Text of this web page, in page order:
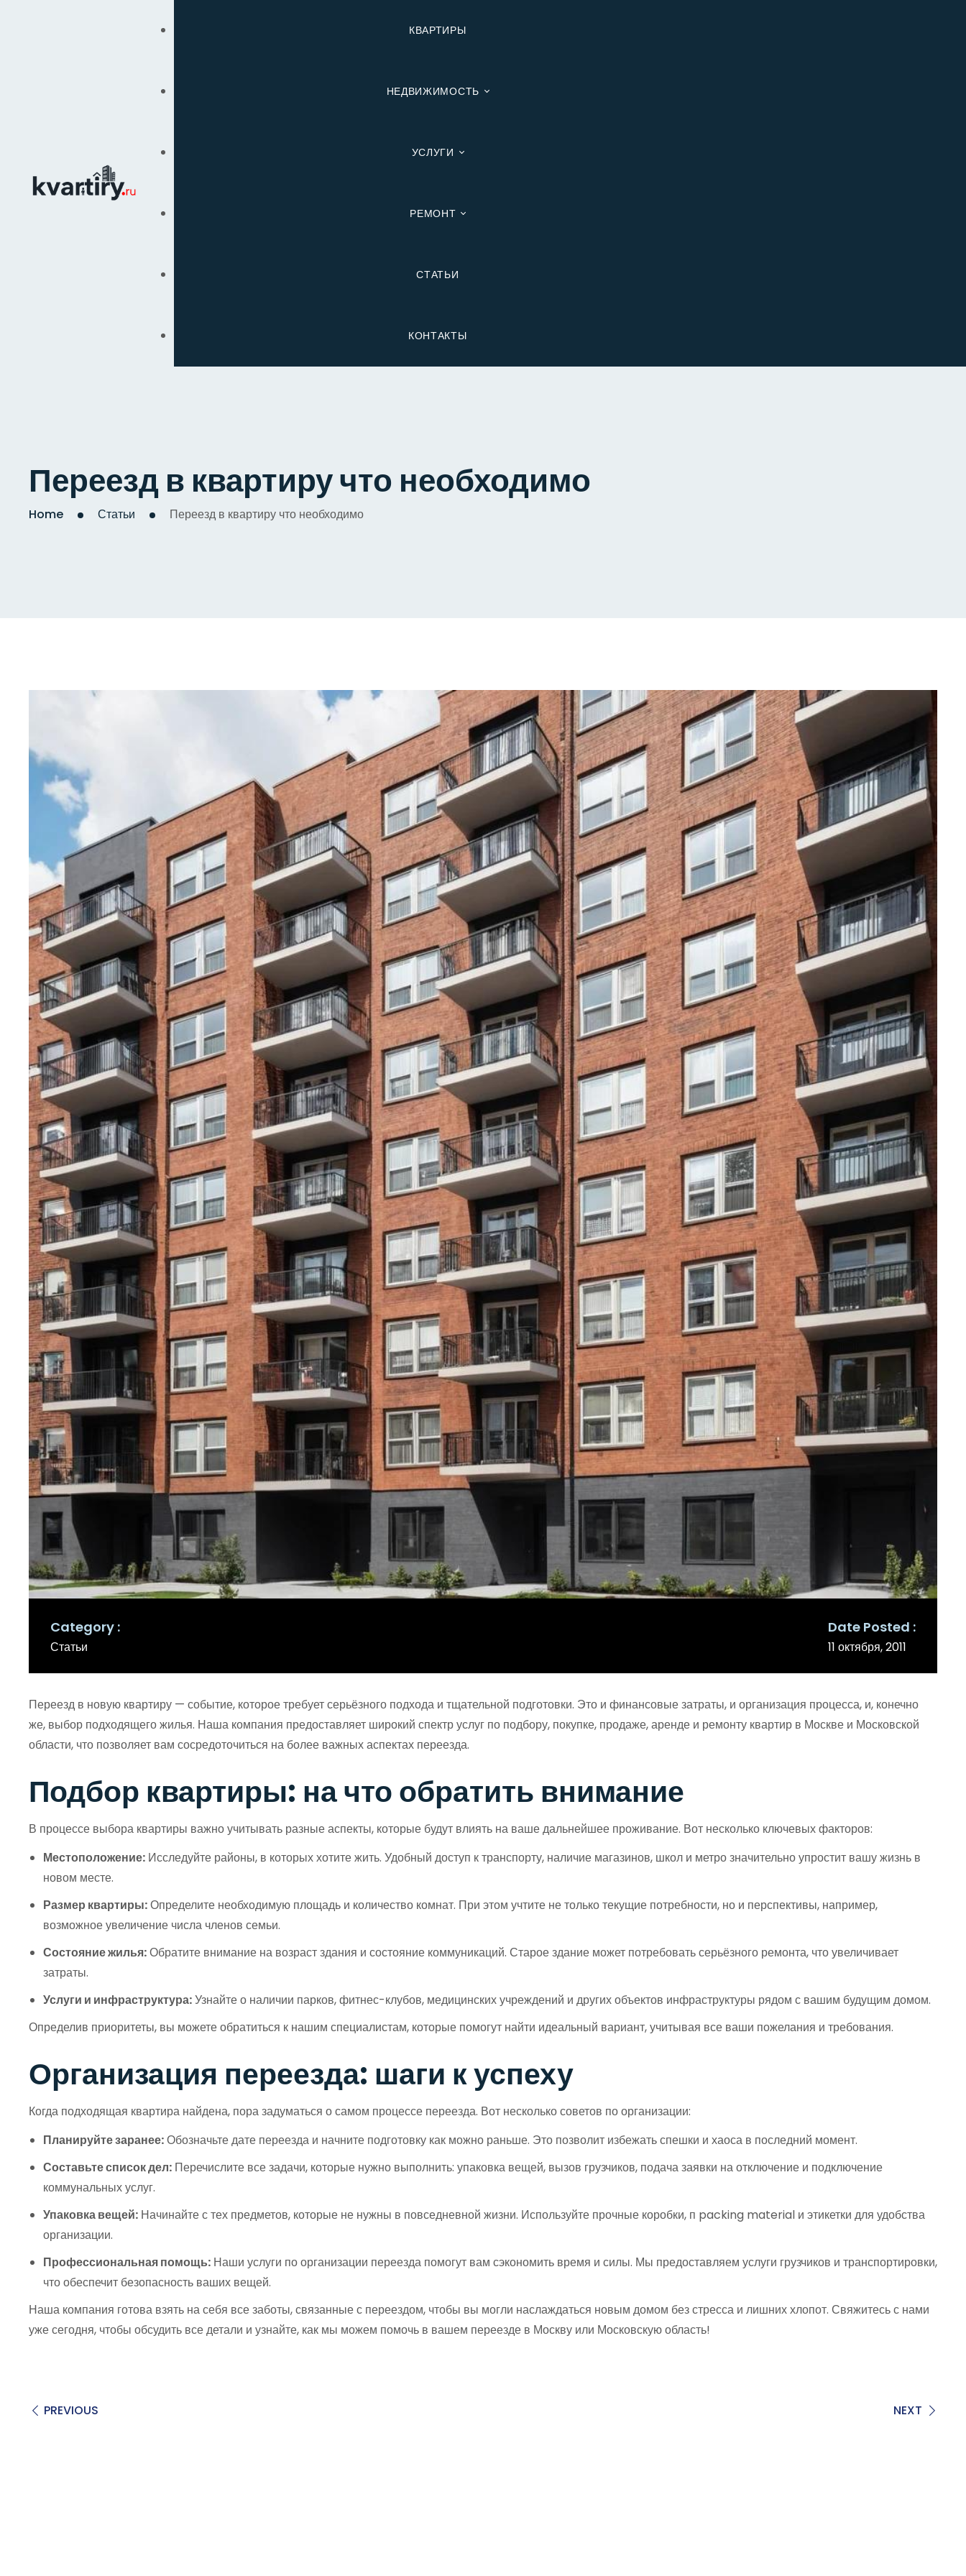
КВАРТИРЫ
НЕДВИЖИМОСТЬ
УСЛУГИ
РЕМОНТ
СТАТЬИ
КОНТАКТЫ
Переезд в квартиру что необходимо
Home Статьи Переезд в квартиру что необходимо
Category
Статьи
Date Posted
11 октября, 2011
Переезд в новую квартиру — событие, которое требует серьёзного подхода и тщательной подготовки. Это и финансовые затраты, и организация процесса, и, конечно
же, выбор подходящего жилья. Наша компания предоставляет широкий спектр услуг по подбору, покупке, продаже, аренде и ремонту квартир в Москве и Московской
области, что позволяет вам сосредоточиться на более важных аспектах переезда.
Подбор квартиры: на что обратить внимание
В процессе выбора квартиры важно учитывать разные аспекты, которые будут влиять на ваше дальнейшее проживание. Вот несколько ключевых факторов:
Местоположение: Исследуйте районы, в которых хотите жить. Удобный доступ к транспорту, наличие магазинов, школ и метро значительно упростит вашу жизнь в
новом месте.
Размер квартиры:Определите необходимую площадь и количество комнат. При этом учтите не только текущие потребности, но и перспективы, например,
возможное увеличение числа членов семьи.
Состояние жилья:Обратите внимание на возраст здания и состояние коммуникаций. Старое здание может потребовать серьёзного ремонта, что увеличивает
затраты.
Услуги и инфраструктура:Узнайте о наличии парков, фитнес-клубов, медицинских учреждений и других объектов инфраструктуры рядом с вашим будущим домом.
Определив приоритеты, вы можете обратиться к нашим специалистам, которые помогут найти идеальный вариант, учитывая все ваши пожелания и требования.
Организация переезда: шаги к успеху
Когда подходящая квартира найдена, пора задуматься о самом процессе переезда. Вот несколько советов по организации:
Планируйте заранее:Обозначьте дате переезда и начните подготовку как можно раньше. Это позволит избежать спешки и хаоса в последний момент.
Составьте список дел: Перечислите все задачи, которые нужно выполнить: упаковка вещей, вызов грузчиков, подача заявки на отключение и подключение
коммунальных услуг.
Упаковка вещей: Начинайте с тех предметов, которые не нужны в повседневной жизни. Используйте прочные коробки, п packing material и этикетки для удобства
организации.
Профессиональная помощь: Наши услуги по организации переезда помогут вам сэкономить время и силы. Мы предоставляем услуги грузчиков и транспортировки,
что обеспечит безопасность ваших вещей.
Наша компания готова взять на себя все заботы, связанные с переездом, чтобы вы могли наслаждаться новым домом без стресса и лишних хлопот. Свяжитесь с нами
уже сегодня, чтобы обсудить все детали и узнайте, как мы можем помочь в вашем переезде в Москву или Московскую область!
PREVIOUS NEXT